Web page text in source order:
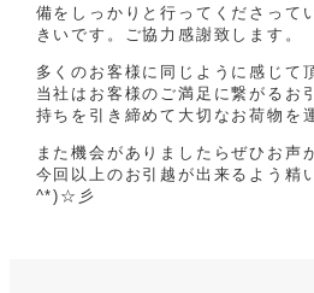
備をしっかりと行ってくださって
きいです。ご協力感謝致します。
多くのお客様に同じように感じて
当社はお客様のご満足に繋がるお
持ちを引き締めて大切なお荷物を
また機会がありましたらぜひお声
今回以上のお引越が出来るよう精
^*)☆彡